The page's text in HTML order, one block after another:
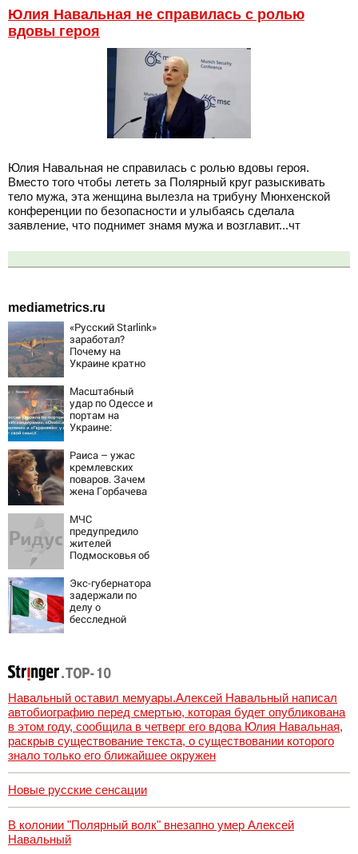
Юлия Навальная не справилась с ролью
вдовы героя
Юлия Навальная не справилась с ролью вдовы героя.
Вместо того чтобы лететь за Полярный круг разыскивать
тело мужа, эта женщина вылезла на трибуну Мюнхенской
конференции по безопасности и улыбаясь сделала
заявление, что поднимет знамя мужа и возглавит...чт
mediametrics.ru
«Русский Starlink»
заработал?
Почему на
Украине кратно
точность
попаданий по
объектам ВСУ
Масштабный
удар по Одессе и
портам на
Украине:
новости,
подробности об
ударах России 9
августа 2026 года
Раиса – ужас
кремлевских
поваров. Зачем
жена Горбачева
видов каши
каждое утро?
МЧС
предупредило
жителей
Подмосковья об
дронов
Экс-губернатора
задержали по
делу о
бесследной
Навальный оставил мемуары.Алексей Навальный написал
автобиографию перед смертью, которая будет опубликована
в этом году, сообщила в четверг его вдова Юлия Навальная,
раскрыв существование текста, о существовании которого
знало только его ближайшее окружен
Новые русские сенсации
В колонии "Полярный волк" внезапно умер Алексей
Навальный